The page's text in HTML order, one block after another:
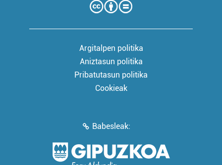
Argitalpen politika
Aniztasun politika
Pribatutasun politika
Cookieak
Babesleak: